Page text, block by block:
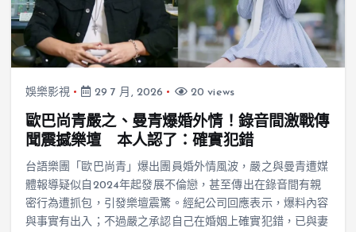
娛樂影視 29 7 月, 2026 20 views
歐巴尚青嚴之、曼青爆婚外情！錄音間激戰傳
聞震撼樂壇 本人認了：確實犯錯
台語樂團「歐巴尚青」爆出團員婚外情風波，嚴之與曼青遭媒
體報導疑似自2024年起發展不倫戀，甚至傳出在錄音間有親
密行為遭抓包，引發樂壇震驚。經紀公司回應表示，爆料內容
與事實有出入；不過嚴之承認自己在婚姻上確實犯錯，已與妻